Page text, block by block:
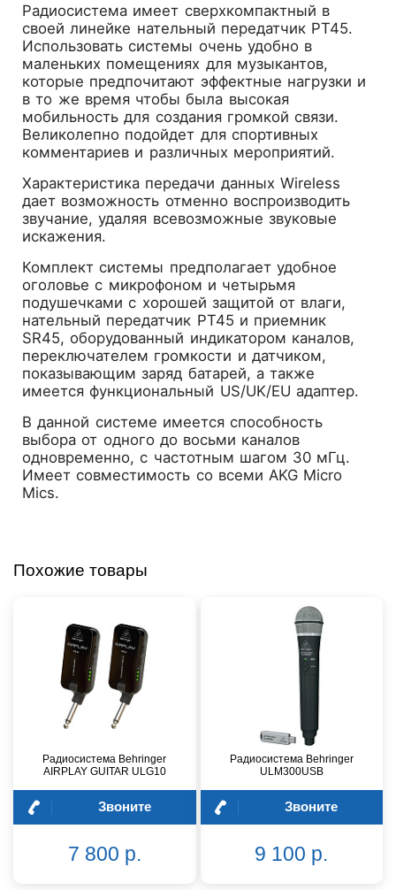
Радиосистема имеет сверхкомпактный в
своей линейке нательный передатчик PT45.
Использовать системы очень удобно в
маленьких помещениях для музыкантов,
которые предпочитают эффектные нагрузки и
в то же время чтобы была высокая
мобильность для создания громкой связи.
Великолепно подойдет для спортивных
комментариев и различных мероприятий.
Характеристика передачи данных Wireless
дает возможность отменно воспроизводить
звучание, удаляя всевозможные звуковые
искажения.
Комплект системы предполагает удобное
оголовье с микрофоном и четырьмя
подушечками с хорошей защитой от влаги,
нательный передатчик PT45 и приемник
SR45, оборудованный индикатором каналов,
переключателем громкости и датчиком,
показывающим заряд батарей, а также
имеется функциональный US/UK/EU адаптер.
В данной системе имеется способность
выбора от одного до восьми каналов
одновременно, с частотным шагом 30 мГц.
Имеет совместимость со всеми AKG Micro
Mics.
Похожие товары
Радиосистема Behringer
AIRPLAY GUITAR ULG10
Звоните
7 800 р.
Радиосистема Behringer
ULM300USB
Звоните
9 100 р.